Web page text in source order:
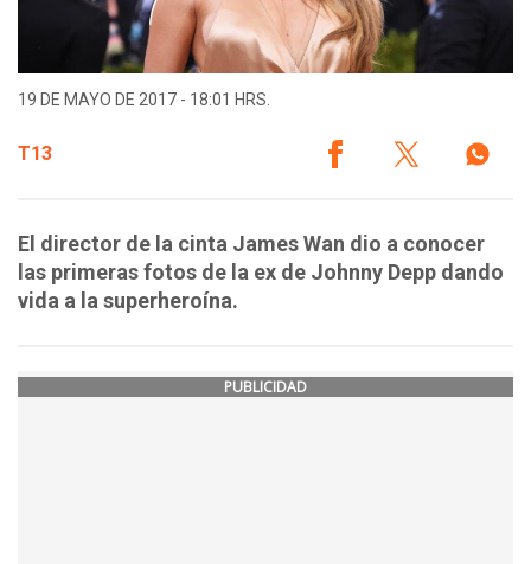
19 DE MAYO DE 2017 - 18:01 HRS.
T13
El director de la cinta James Wan dio a conocer
las primeras fotos de la ex de Johnny Depp dando
vida a la superheroína.
PUBLICIDAD